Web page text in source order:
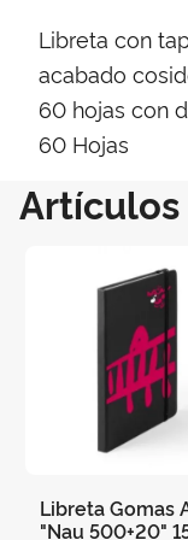
Libreta con
acabado
60 hojas con
60 Hojas
Libreta Gomas
"Nau 500+20"